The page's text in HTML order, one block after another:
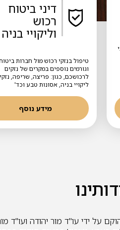
דיני ביטוח
רכוש
וליקויי בניה
טיפול בנזקי רכוש מול חברות
וגורמים נוספים במקרים של נזקים
לרכושכם, כגון: פריצה, שריפה,
ליקויי בניה, אסונות טבע וכד'
מידע נוסף
על ידי עו"ד מור יהודה ועו"ד